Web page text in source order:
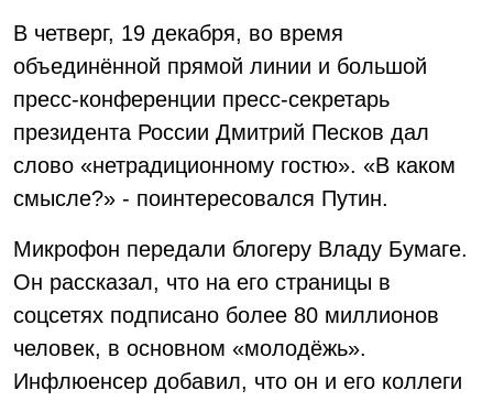
В четверг, 19 декабря, во время
объединённой прямой линии и большой
пресс-конференции пресс-секретарь
президента России Дмитрий Песков дал
слово «нетрадиционному гостю». «В каком
смысле?» - поинтересовался Путин.
Микрофон передали блогеру Владу Бумаге.
Он рассказал, что на его страницы в
соцсетях подписано более 80 миллионов
человек, в основном «молодёжь».
Инфлюенсер добавил, что он и его коллеги